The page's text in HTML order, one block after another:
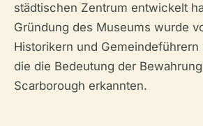
städtischen Zentrum entwickelt
Gründung des Museums wurde
Historikern und Gemeindeführern
die die Bedeutung der
Scarborough erkannten.